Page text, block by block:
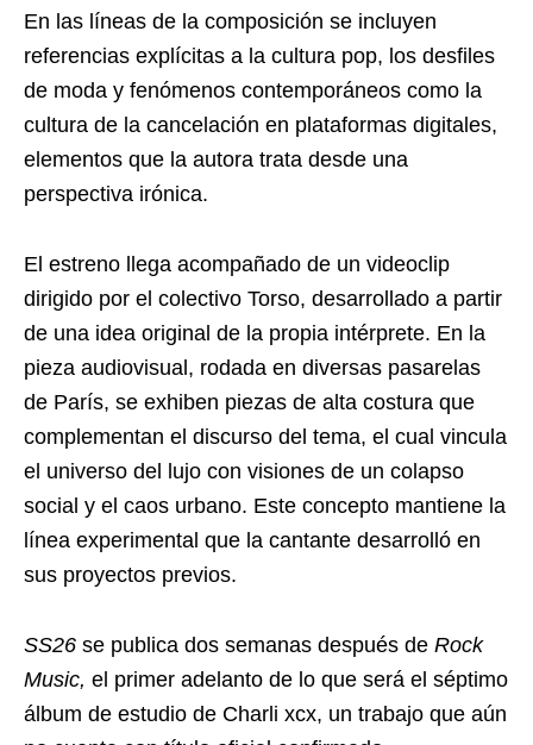
En las líneas de la composición se incluyen
referencias explícitas a la cultura pop, los desfiles
de moda y fenómenos contemporáneos como la
cultura de la cancelación en plataformas digitales,
elementos que la autora trata desde una
perspectiva irónica.
El estreno llega acompañado de un videoclip
dirigido por el colectivo Torso, desarrollado a partir
de una idea original de la propia intérprete. En la
pieza audiovisual, rodada en diversas pasarelas
de París, se exhiben piezas de alta costura que
complementan el discurso del tema, el cual vincula
el universo del lujo con visiones de un colapso
social y el caos urbano. Este concepto mantiene la
línea experimental que la cantante desarrolló en
sus proyectos previos.
SS26 se publica dos semanas después de Rock
Music, el primer adelanto de lo que será el séptimo
álbum de estudio de Charli xcx, un trabajo que aún